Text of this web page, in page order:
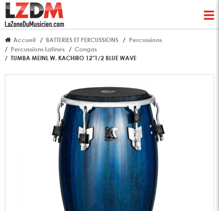
Accueil BATTERIES ET PERCUSSIONS
Percussions
Percussions Latines
Congas
TUMBA MEINL W. KACHIRO 12"1/2 BLUE WAVE